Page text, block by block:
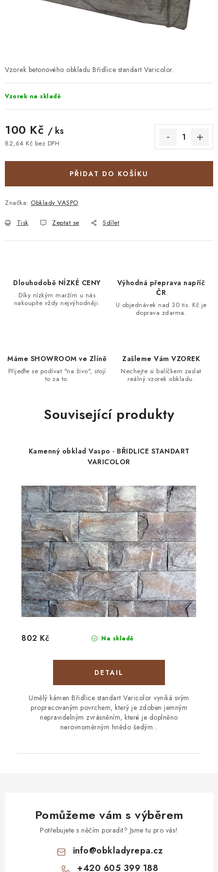
PRAKTICKÉ RADY
VZOREK
INSPIRACE
PROČ KOUPIT U NÁS?
VIRTUÁLNÍ PROHLÍDKA
OBCHODNÍ PODMÍNKY
Vzorek betonového obkladu Břidlice standart Varicolor.
Vzorek na skladě
100 Kč / ks
82,64 Kč bez DPH
PŘIDAT DO KOŠÍKU
Značka: Obklady VASPO
Tisk Zeptat se Sdílet
Dlouhodobě NÍZKÉ CENY
Díky nízkým maržím u nás
nakoupíte vždy nejvýhodněji.
Výhodná přeprava napříč
ČR
U objednávek nad 30 tis. Kč je
doprava zdarma.
Máme SHOWROOM ve Zlíně
Přijeďte se podívat "na živo", stojí
to za to.
Zašleme Vám VZOREK
Nechejte si balíčkem zaslat
reálný vzorek obkladu.
Související produkty
Kamenný obklad Vaspo - BŘIDLICE STANDART
VARICOLOR
Na skladě
802 Kč
Umělý kámen Břidlice standart Varicolor vyniká svým
propracovaným povrchem, který je zdoben jemným
nepravidelným zvrásněním, které je doplněno
nerovnoměrným hnědo šedým...
Pomůžeme vám s výběrem
Potřebujete s něčím poradit? Jsme tu pro vás!
info@obkladyrepa.cz
+420 605 399 188